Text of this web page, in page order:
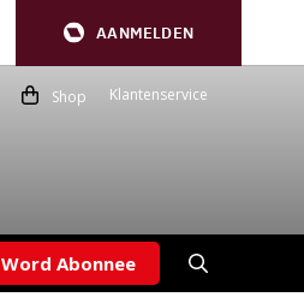
AANMELDEN
Shop Klantenservice
Word Abonnee